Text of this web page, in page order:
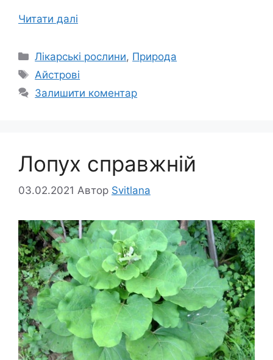
Читати далі
Категорії
Лікарські рослини, Природа
Позначки
Айстрові
Залишити коментар
Лопух справжній
03.02.2021 Автор Svitlana